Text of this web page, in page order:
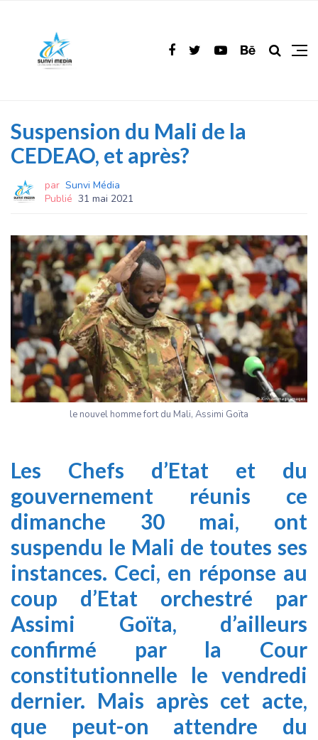
Suspension du Mali de la
CEDEAO, et après?
par Sunvi Média
Publié 31 mai 2021
le nouvel homme fort du Mali, Assimi Goïta
Les Chefs d’Etat et du
gouvernement réunis ce
dimanche 30 mai, ont
suspendu le Mali de toutes ses
instances. Ceci, en réponse au
coup d’Etat orchestré par
Assimi Goïta, d’ailleurs
confirmé par la Cour
constitutionnelle le vendredi
dernier. Mais après cet acte,
que peut-on attendre du